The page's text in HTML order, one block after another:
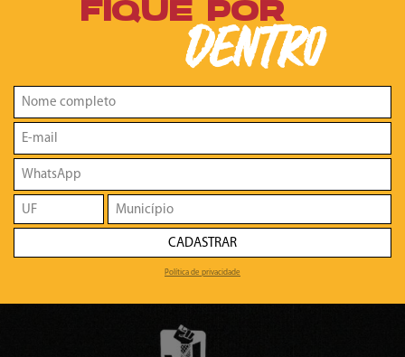
FIQUE POR
DENTRO
CADASTRAR
Política de privacidade